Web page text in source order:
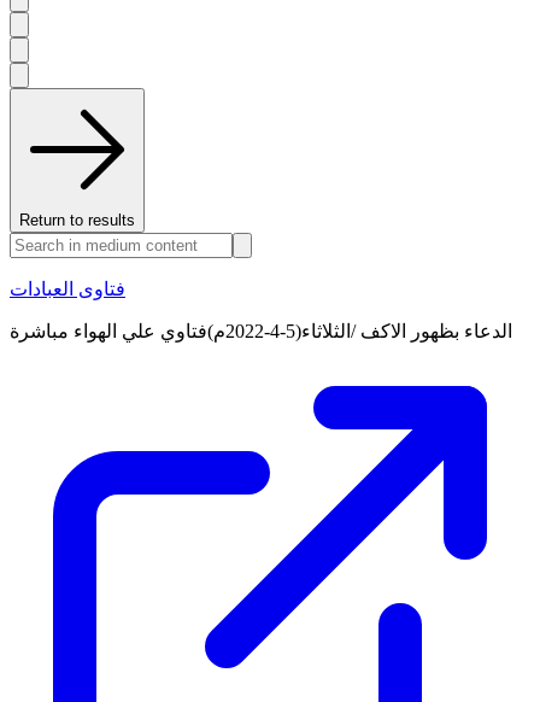
Return to results
فتاوى العبادات
الدعاء بظهور الاكف /الثلاثاء(5-4-2022م)فتاوي علي الهواء مباشرة